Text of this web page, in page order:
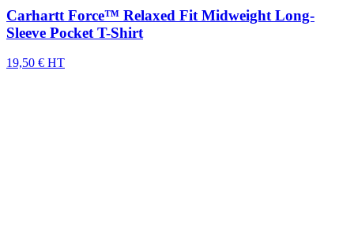
Carhartt Force™ Relaxed Fit Midweight Long-
Sleeve Pocket T-Shirt
19,50 € HT